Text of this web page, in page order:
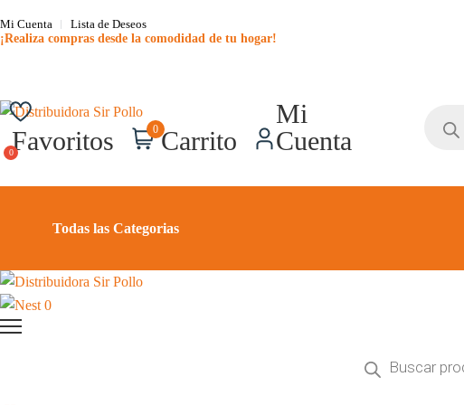
Mi Cuenta
Lista de Deseos
¡Realiza compras desde la comodidad de tu hogar!
Favoritos 0 Carrito
Mi
Cuenta
Todas las Categorias
0